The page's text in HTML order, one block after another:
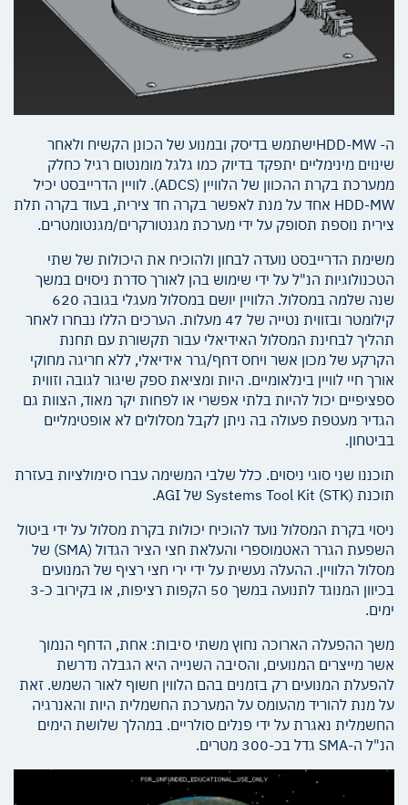
ה- HDD-MWישתמש בדיסק ובמנוע של הכונן הקשיח ולאחר
שינוים מינימליים יתפקד בדיוק כמו גלגל מומנטום רגיל כחלק
ממערכת בקרת ההכוון של הלוויין (ADCS). לוויין הדרייבסט יכיל
HDD-MW אחד על מנת לאפשר בקרה חד צירית, בעוד בקרה תלת
צירית נוספת תסופק על ידי מערכת מגנטורקרים/מגנטומטרים.
משימת הדרייבסט נועדה לבחון ולהוכיח את היכולות של שתי
הטכנולוגיות הנ"ל על ידי שימוש בהן לאורך סדרת ניסוים במשך
שנה שלמה במסלול. הלוויין יושם במסלול מעגלי בגובה 620
קילומטר ובזווית נטייה של 47 מעלות. הערכים הללו נבחרו לאחר
תהליך לבחינת המסלול האידיאלי עבור תקשורת עם תחנת
הקרקע של מכון אשר ויחס דחף/גרר אידיאלי, ללא חריגה מחוקי
אורך חיי לוויין בינלאומיים. היות ומציאת ספק שיגור לגובה וזווית
ספציפיים יכול להיות בלתי אפשרי או לפחות יקר מאוד, הצוות גם
הגדיר מעטפת פעולה בה ניתן לקבל מסלולים לא אופטימליים
בביטחון.
תוכננו שני סוגי ניסוים. כלל שלבי המשימה עברו סימולציות בעזרת
תוכנת Systems Tool Kit (STK) של AGI.
ניסוי בקרת המסלול נועד להוכיח יכולות בקרת מסלול על ידי ביטול
השפעת הגרר האטמוספרי והעלאת חצי הציר הגדול (SMA) של
מסלול הלוויין. ההעלה נעשית על ידי ירי חצי רציף של המנועים
בכיוון המנוגד לתנועה במשך 50 הקפות רציפות, או בקירוב כ-3
ימים.
משך ההפעלה הארוכה נחוץ משתי סיבות: אחת, הדחף הנמוך
אשר מייצרים המנועים, והסיבה השנייה היא הגבלה נדרשת
להפעלת המנועים רק בזמנים בהם הלווין חשוף לאור השמש. זאת
על מנת להוריד מהעומס על המערכת החשמלית היות והאנרגיה
החשמלית נאגרת על ידי פנלים סולריים. במהלך שלושת הימים
הנ"ל ה-SMA גדל בכ-300 מטרים.